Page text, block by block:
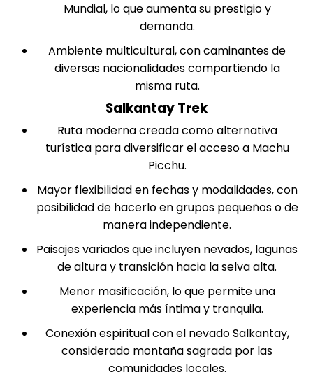
Mundial, lo que aumenta su prestigio y
demanda.
Ambiente multicultural, con caminantes de
diversas nacionalidades compartiendo la
misma ruta.
Salkantay Trek
Ruta moderna creada como alternativa
turística para diversificar el acceso a Machu
Picchu.
Mayor flexibilidad en fechas y modalidades, con
posibilidad de hacerlo en grupos pequeños o de
manera independiente.
Paisajes variados que incluyen nevados, lagunas
de altura y transición hacia la selva alta.
Menor masificación, lo que permite una
experiencia más íntima y tranquila.
Conexión espiritual con el nevado Salkantay,
considerado montaña sagrada por las
comunidades locales.